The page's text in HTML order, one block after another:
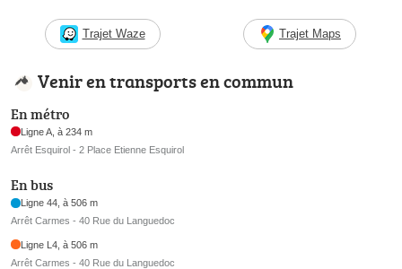
Trajet Waze Trajet Maps
Venir en transports en commun
En métro
Ligne A, à 234 m
Arrêt Esquirol - 2 Place Etienne Esquirol
En bus
Ligne 44, à 506 m
Arrêt Carmes - 40 Rue du Languedoc
Ligne L4, à 506 m
Arrêt Carmes - 40 Rue du Languedoc